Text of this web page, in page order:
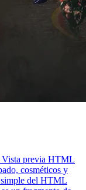
Vista previa HTML
cosméticos y
simple del HTML